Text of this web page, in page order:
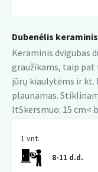
Dubenėlis
Keraminis dvigubas
graužikams, taip
jūrų kiaulytėms ir kt.
plaunamas.
ltSkersmuo: 15 cm<
1 vnt.
8-11 d.d.